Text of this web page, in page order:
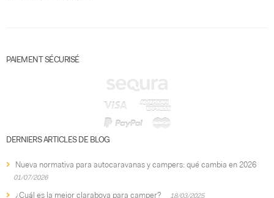
PAIEMENT SÉCURISÉ
DERNIERS ARTICLES DE BLOG
Nueva normativa para autocaravanas y campers: qué cambia en 2026
01/07/2026
¿Cuál es la mejor claraboya para camper? 18/03/2025